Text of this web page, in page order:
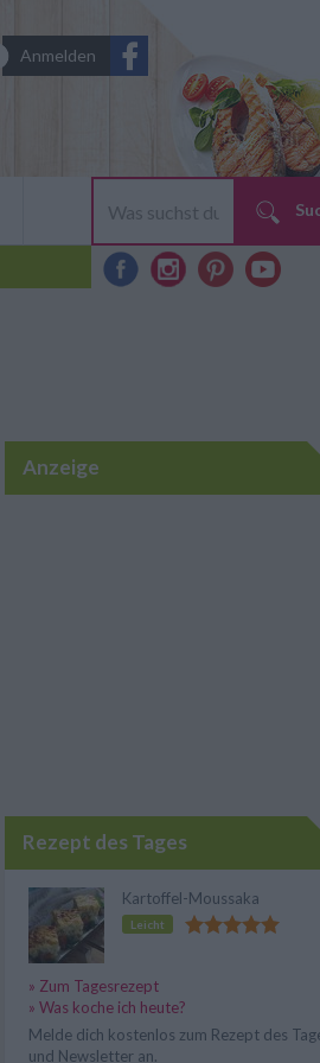
Anmelden
Anzeige
Rezept des Tages
Kartoffel-Moussaka
Leicht
» Zum Tagesrezept
» Was koche ich heute?
Melde dich kostenlos zum Rezept des
und Newsletter an.